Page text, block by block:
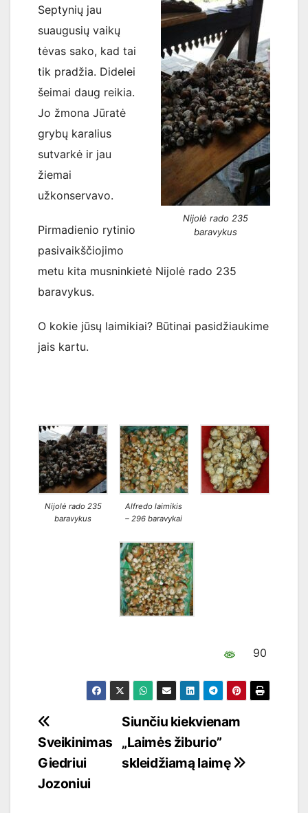
Nijolė rado 235
baravykus
Septynių jau
suaugusių vaikų
tėvas sako, kad tai
tik pradžia. Didelei
šeimai daug reikia.
Jo žmona Jūratė
grybų karalius
sutvarkė ir jau
žiemai
užkonservavo.
Pirmadienio rytinio
pasivaikščiojimo
metu kita musninkietė Nijolė rado 235
baravykus.
O kokie jūsų laimikiai? Būtinai pasidžiaukime
jais kartu.
Nijolė rado 235
baravykus
Alfredo laimikis
– 296 baravykai
90
Navigacija
tarp
įrašų
Siunčiu kiekvienam
„Laimės žiburio”
skleidžiamą laimę
Sveikinimas
Giedriui
Jozoniui